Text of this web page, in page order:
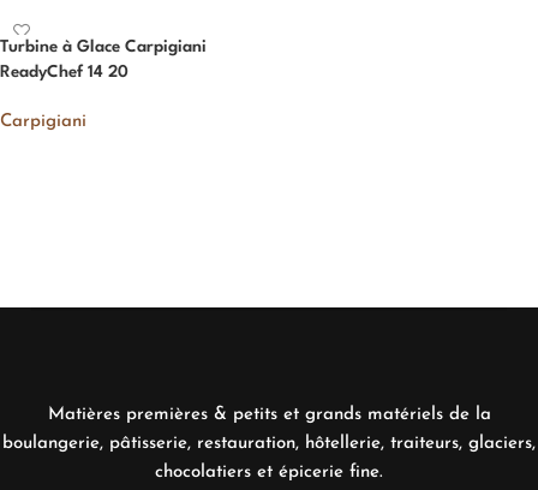
Turbine à Glace Carpigiani
ReadyChef 14 20
Carpigiani
Matières premières & petits et grands matériels de la
boulangerie, pâtisserie, restauration, hôtellerie, traiteurs, glaciers,
chocolatiers et épicerie fine.